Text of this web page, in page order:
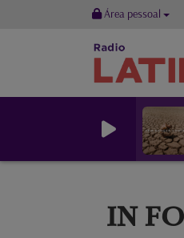
Área pessoal
IN